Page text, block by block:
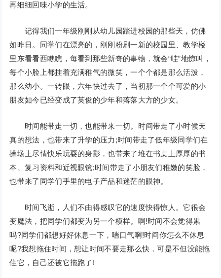
再细细回味小学的生活。
记得我们一年级刚刚从幼儿园踏进校园的那些天，仿佛
如昨日。同学们在漂亮的，刚刚粉刷一新的校园里、教学楼
里东看看西瞧瞧，每看到那些新奇的事物，就会“哇”地惊叫，
每个小脸上都挂着充满稚气的微笑，一个个都是那么活泼，
那么幼小。一转眼，六年快过去了，当初那一个个可爱的小
朋友如今已经变成了英俊的少年和落落大方的少女。
时间能带走一切，也能带来一切。时间带走了小时候天
真的想法，也带来了升学的压力;时间带走了低年级同学们在
操场上尽情快乐玩耍的身影，也带来了堆在书桌上厚厚的书
本、复习资料和近视眼镜;时间带走了小朋友们稚嫩的笑脸，
也带来了同学们手里的电子产品和迷茫的眼神。
时间飞逝，人们不由得感叹它的速度快得惊人。它很会
变魔法，把同学们都变为另一个模样。啊!时间不会觉得累
吗?同学们都想好好休息一下，喘口气啊!时间你怎么不休息
呢?我想拖住时间，想让时间不要走那么快，可是不但没能拖
住它，自己还被它拖跑了!